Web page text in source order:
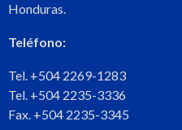
Honduras.
Teléfono:
Tel. +504 2269-1283
Tel. +504 2235-3336
Fax. +504 2235-3345